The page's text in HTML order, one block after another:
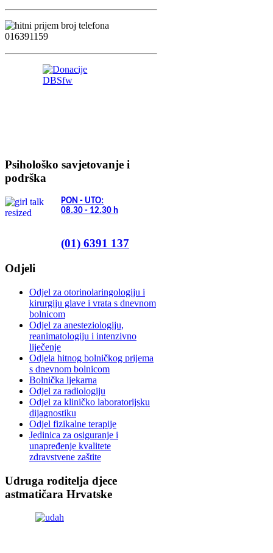
Psihološko savjetovanje i
podrška
PON - UTO:
08.30 - 12.30 h
(01) 6391 137
Odjeli
Odjel za otorinolaringologiju i
kirurgiju glave i vrata s dnevnom
bolnicom
Odjel za anesteziologiju,
reanimatologiju i intenzivno
liječenje
Odjela hitnog bolničkog prijema
s dnevnom bolnicom
Bolnička ljekarna
Odjel za radiologiju
Odjel za kliničko laboratorijsku
dijagnostiku
Odjel fizikalne terapije
Jedinica za osiguranje i
unapređenje kvalitete
zdravstvene zaštite
Udruga roditelja djece
astmatičara Hrvatske